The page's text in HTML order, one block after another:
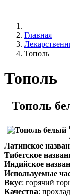
Главная
Тополь
Тополь
Тополь
Латинское
Тибетское
Индийское
Используемые
Вкус: горячий
Качества: